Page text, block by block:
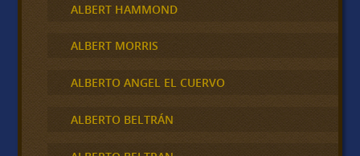
ALBERT HAMMOND
ALBERT MORRIS
ALBERTO ANGEL EL CUERVO
ALBERTO BELTRÁN